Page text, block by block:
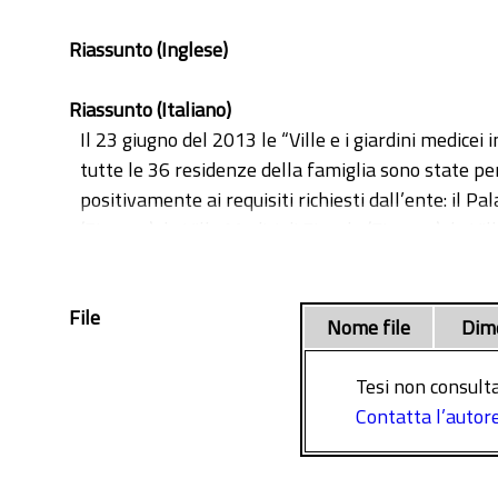
Riassunto (Inglese)
Riassunto (Italiano)
Il 23 giugno del 2013 le “Ville e i giardini
tutte le 36 residenze della famiglia sono state
positivamente ai requisiti richiesti dall’ente: il
(Firenze), la Villa Medici di Fiesole (Firenze), la
(Firenze), la Villa La Magia (Pistoia), la Villa di
controllare i commerci derivanti
La paternità del progetto architettonico è
Il Palazzo rimase dimora granducale fino al
durante i mesi estivi allontanandoli così dal
File Nome file
Tesi non
Contatta